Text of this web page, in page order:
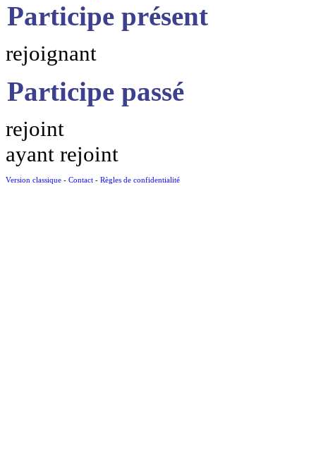
Participe présent
rejoignant
Participe passé
rejoint
ayant rejoint
Version classique - Contact - Règles de confidentialité